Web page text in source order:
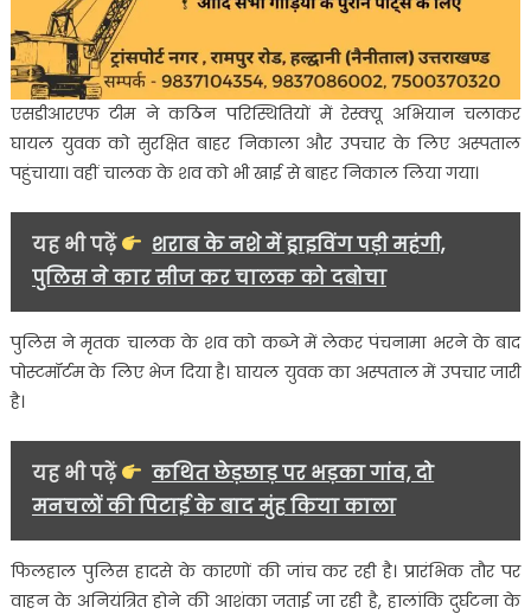
एसडीआरएफ टीम ने कठिन परिस्थितियों में रेस्क्यू अभियान चलाकर
घायल युवक को सुरक्षित बाहर निकाला और उपचार के लिए अस्पताल
पहुंचाया। वहीं चालक के शव को भी खाई से बाहर निकाल लिया गया।
यह भी पढ़ें
शराब के नशे में ड्राइविंग पड़ी महंगी,
पुलिस ने कार सीज कर चालक को दबोचा
पुलिस ने मृतक चालक के शव को कब्जे में लेकर पंचनामा भरने के बाद
पोस्टमॉर्टम के लिए भेज दिया है। घायल युवक का अस्पताल में उपचार जारी
है।
यह भी पढ़ें
कथित छेड़छाड़ पर भड़का गांव, दो
मनचलों की पिटाई के बाद मुंह किया काला
फिलहाल पुलिस हादसे के कारणों की जांच कर रही है। प्रारंभिक तौर पर
वाहन के अनियंत्रित होने की आशंका जताई जा रही है, हालांकि दुर्घटना के